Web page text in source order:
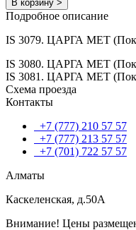
В корзину >
Подробное описание
IS 3079. ЦАРГА МЕТ
IS 3080. ЦАРГА МЕТ
IS 3081. ЦАРГА МЕТ
Схема проезда
Контакты
+7 (777) 210 57 57
+7 (777) 213 57 57
+7 (701) 722 57 57
Алматы
Каскеленская, д.50А
Внимание! Цены